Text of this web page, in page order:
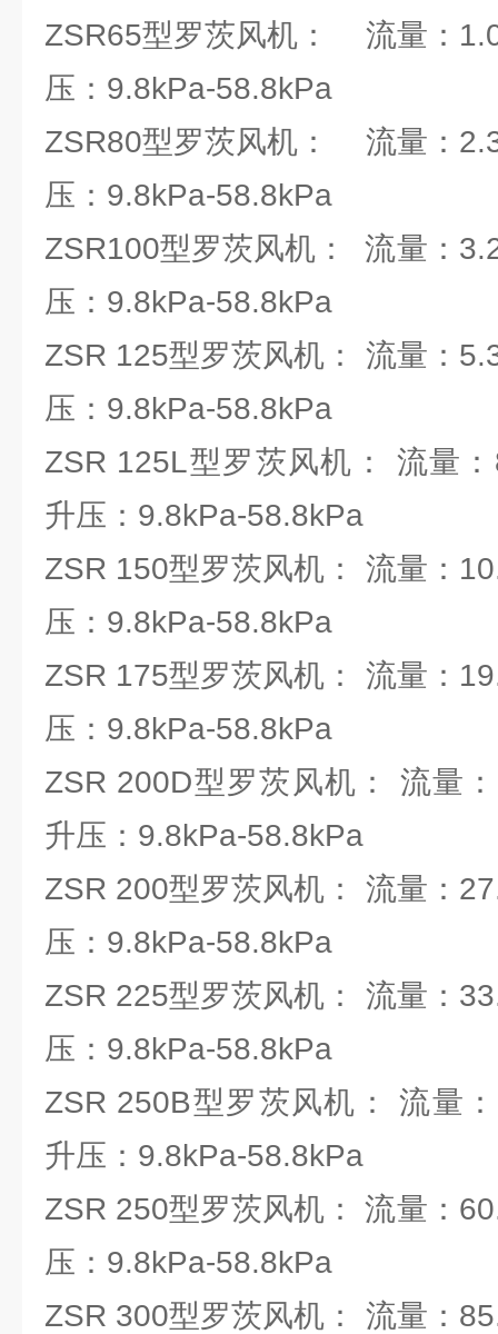
ZSR65型罗茨风机： 流量：
压：9.8kPa-58.8kPa
ZSR80型罗茨风机： 流量：
压：9.8kPa-58.8kPa
ZSR100型罗茨风机： 流量
压：9.8kPa-58.8kPa
ZSR 125型罗茨风机： 流量：
压：9.8kPa-58.8kPa
ZSR 125L型罗茨风机： 流量
升压：9.8kPa-58.8kPa
ZSR 150型罗茨风机： 流量：
压：9.8kPa-58.8kPa
ZSR 175型罗茨风机： 流量：
压：9.8kPa-58.8kPa
ZSR 200D型罗茨风机： 流量
升压：9.8kPa-58.8kPa
ZSR 200型罗茨风机： 流量：
压：9.8kPa-58.8kPa
ZSR 225型罗茨风机： 流量：
压：9.8kPa-58.8kPa
ZSR 250B型罗茨风机： 流量
升压：9.8kPa-58.8kPa
ZSR 250型罗茨风机： 流量
压：9.8kPa-58.8kPa
ZSR 300型罗茨风机： 流量：